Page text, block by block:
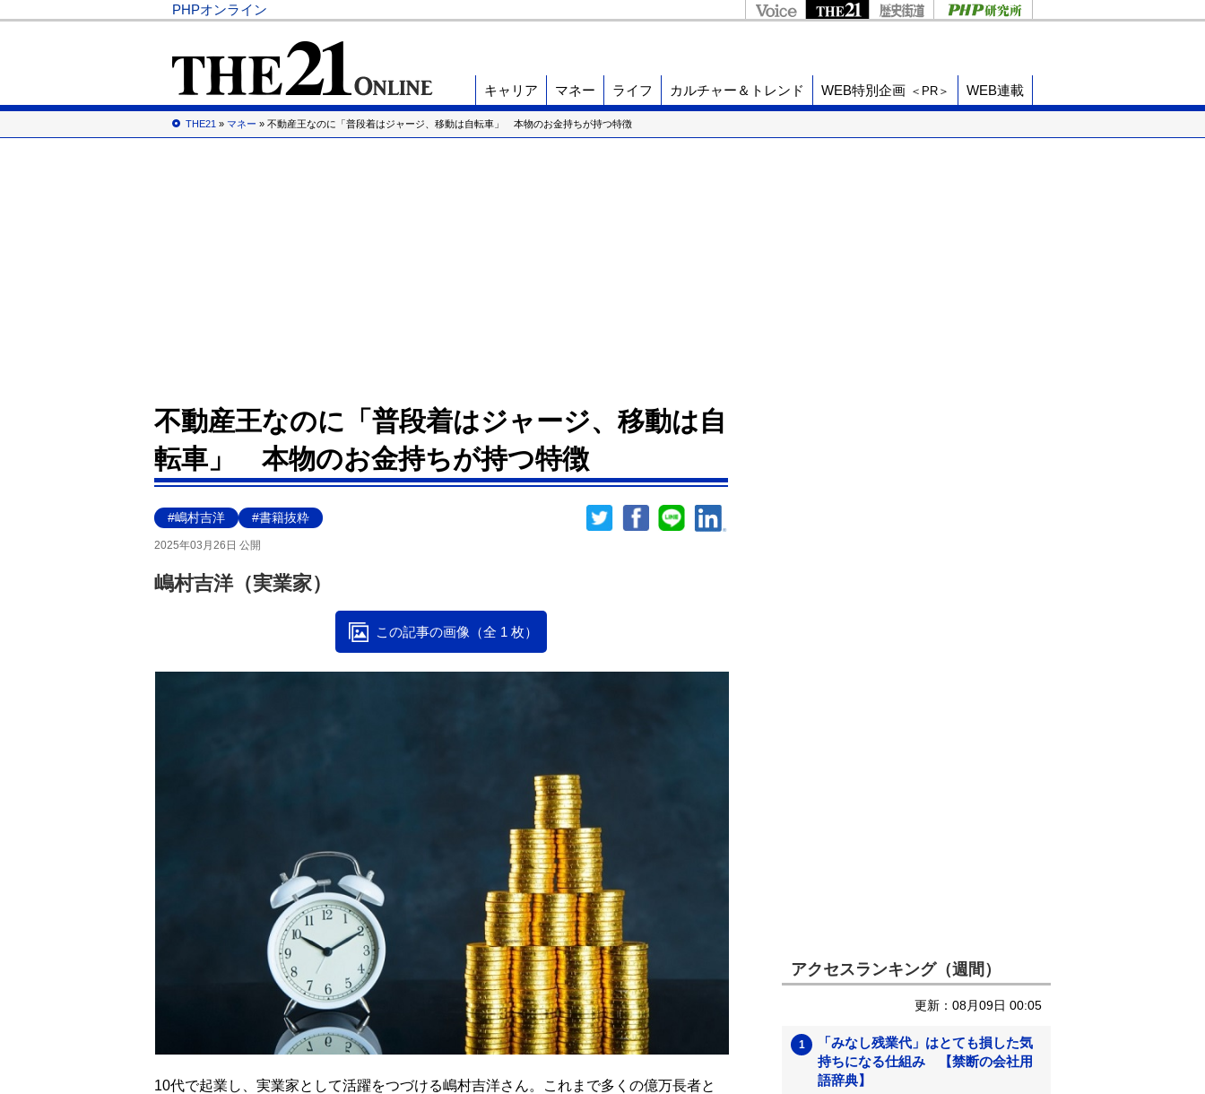
PHPオンライン
キャリア マネー ライフ カルチャー＆トレンド WEB特別企画 ＜PR＞ WEB連載
THE21 » マネー » 不動産王なのに「普段着はジャージ、移動は自転車」 本物のお金持ちが持つ特徴
不動産王なのに「普段着はジャージ、移動は自
転車」 本物のお金持ちが持つ特徴
#嶋村吉洋 #書籍抜粋
2025年03月26日 公開
嶋村吉洋（実業家）
この記事の画像（全 1 枚）
10代で起業し、実業家として活躍をつづける嶋村吉洋さん。これまで多くの億万長者と
アクセスランキング（週間）
更新：08月09日 00:05
「みなし残業代」はとても損した気
持ちになる仕組み 【禁断の会社用
語辞典】